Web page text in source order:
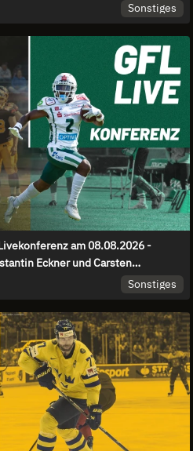
Sonstiges
am 08.08.2026 -
Eckner und Carsten
Sonstiges